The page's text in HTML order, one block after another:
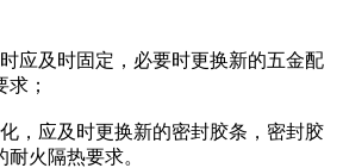
及时固定，必要时更换新的五金配
；
应及时更换新的密封胶条，密封胶
火隔热要求。